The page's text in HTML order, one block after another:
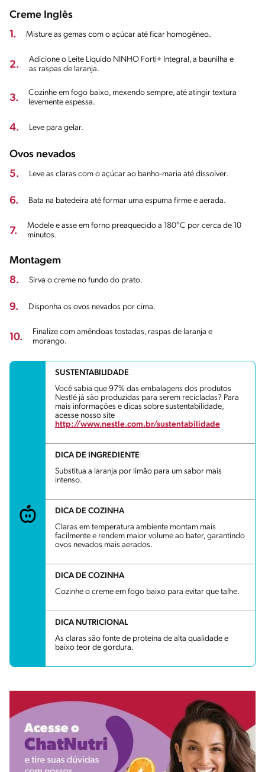
Creme Inglês
1.
Misture as gemas com o açúcar até ficar homogêneo.
2.
Adicione o Leite Líquido NINHO Forti+ Integral, a baunilha e
as raspas de laranja.
3.
Cozinhe em fogo baixo, mexendo sempre, até atingir textura
levemente espessa.
4. Leve para gelar.
Ovos nevados
5.
Leve as claras com o açúcar ao banho-maria até dissolver.
6. Bata na batedeira até formar uma espuma firme e aerada.
7.
Modele e asse em forno preaquecido a 180°C por cerca de 10
minutos.
Montagem
8.
Sirva o creme no fundo do prato.
9. Disponha os ovos nevados por cima.
10.
Finalize com amêndoas tostadas, raspas de laranja e
morango.
SUSTENTABILIDADE
Você sabia que 97% das embalagens dos produtos
Nestlé já são produzidas para serem recicladas? Para
mais informações e dicas sobre sustentabilidade,
acesse nosso site
http://www.nestle.com.br/sustentabilidade
DICA DE INGREDIENTE
Substitua a laranja por limão para um sabor mais
intenso.
DICA DE COZINHA
Claras em temperatura ambiente montam mais
facilmente e rendem maior volume ao bater, garantindo
ovos nevados mais aerados.
DICA DE COZINHA
Cozinhe o creme em fogo baixo para evitar que talhe.
DICA NUTRICIONAL
As claras são fonte de proteína de alta qualidade e
baixo teor de gordura.